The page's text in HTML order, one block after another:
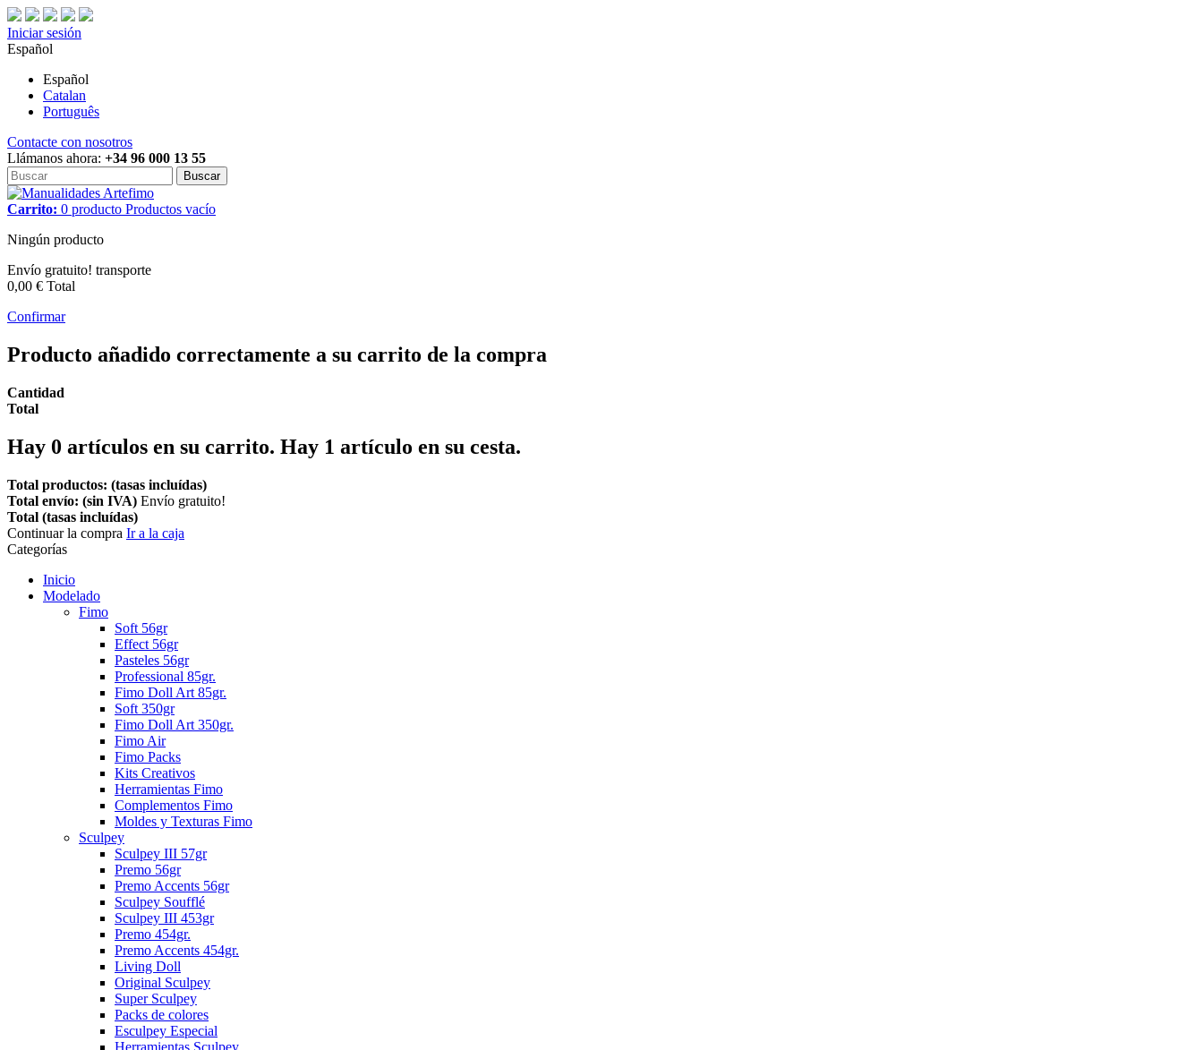
Iniciar sesión
Español
Español
Catalan
Português
Contacte con nosotros
Llámanos ahora: +34 96 000 13 55
Buscar
Carrito: 0 producto Productos vacío
Ningún producto
Envío gratuito! transporte
0,00 € Total
Confirmar
Producto añadido correctamente a su carrito de la compra
Cantidad
Total
Hay 0 artículos en su carrito. Hay 1 artículo en su cesta.
Total productos: (tasas incluídas)
Total envío: (sin IVA) Envío gratuito!
Total (tasas incluídas)
Continuar la compra Ir a la caja
Categorías
Inicio
Modelado
Fimo
Soft 56gr
Effect 56gr
Pasteles 56gr
Professional 85gr.
Fimo Doll Art 85gr.
Soft 350gr
Fimo Doll Art 350gr.
Fimo Air
Fimo Packs
Kits Creativos
Herramientas Fimo
Complementos Fimo
Moldes y Texturas Fimo
Sculpey
Sculpey III 57gr
Premo 56gr
Premo Accents 56gr
Sculpey Soufflé
Sculpey III 453gr
Premo 454gr.
Premo Accents 454gr.
Living Doll
Original Sculpey
Super Sculpey
Packs de colores
Esculpey Especial
Herramientas Sculpey